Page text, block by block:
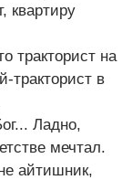
квартиру
тракторист на
тракторист в
Ладно,
мечтал.
айтишник,